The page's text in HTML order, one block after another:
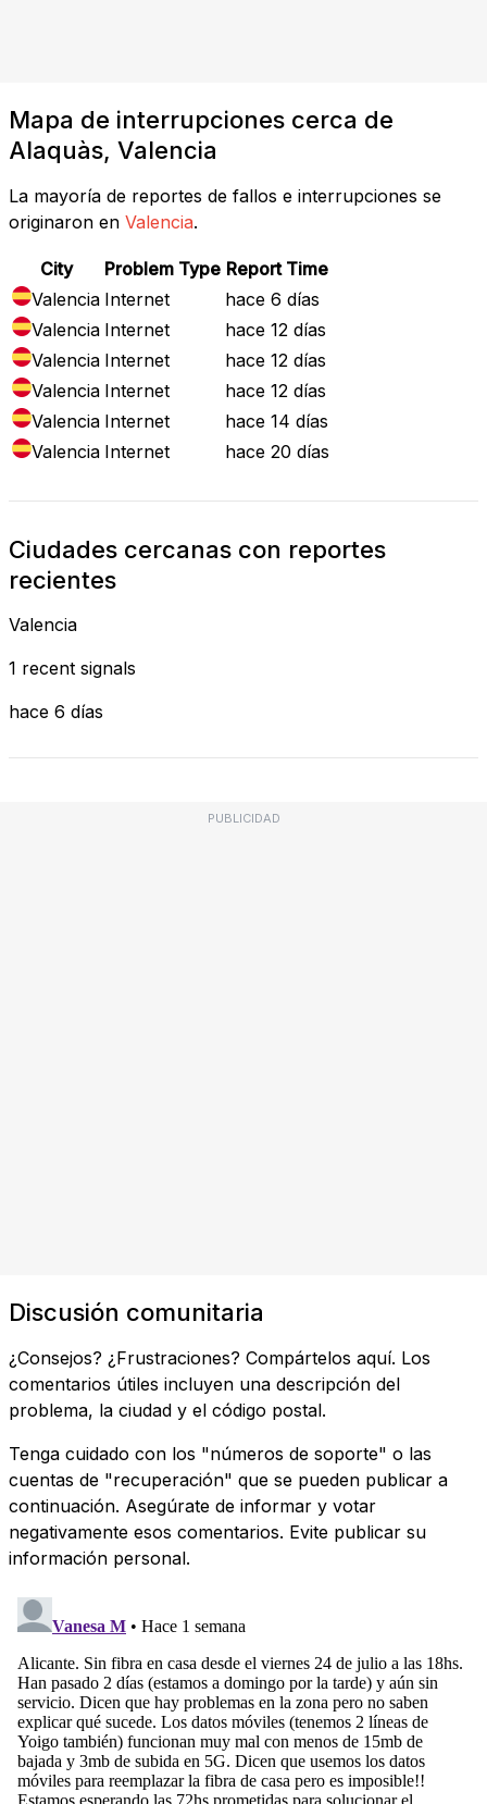
Mapa de interrupciones cerca de
Alaquàs, Valencia
La mayoría de reportes de fallos e interrupciones se
originaron en Valencia.
City Problem Type Report Time
Valencia Internet
hace 6 días
Valencia Internet
hace 12 días
Valencia Internet
hace 12 días
Valencia Internet
hace 12 días
Valencia Internet
hace 14 días
Valencia Internet hace 20 días
Ciudades cercanas con reportes
recientes
Valencia
1 recent signals
hace 6 días
PUBLICIDAD
Discusión comunitaria
¿Consejos? ¿Frustraciones? Compártelos aquí. Los
comentarios útiles incluyen una descripción del
problema, la ciudad y el código postal.
Tenga cuidado con los "números de soporte" o las
cuentas de "recuperación" que se pueden publicar a
continuación. Asegúrate de informar y votar
negativamente esos comentarios. Evite publicar su
información personal.